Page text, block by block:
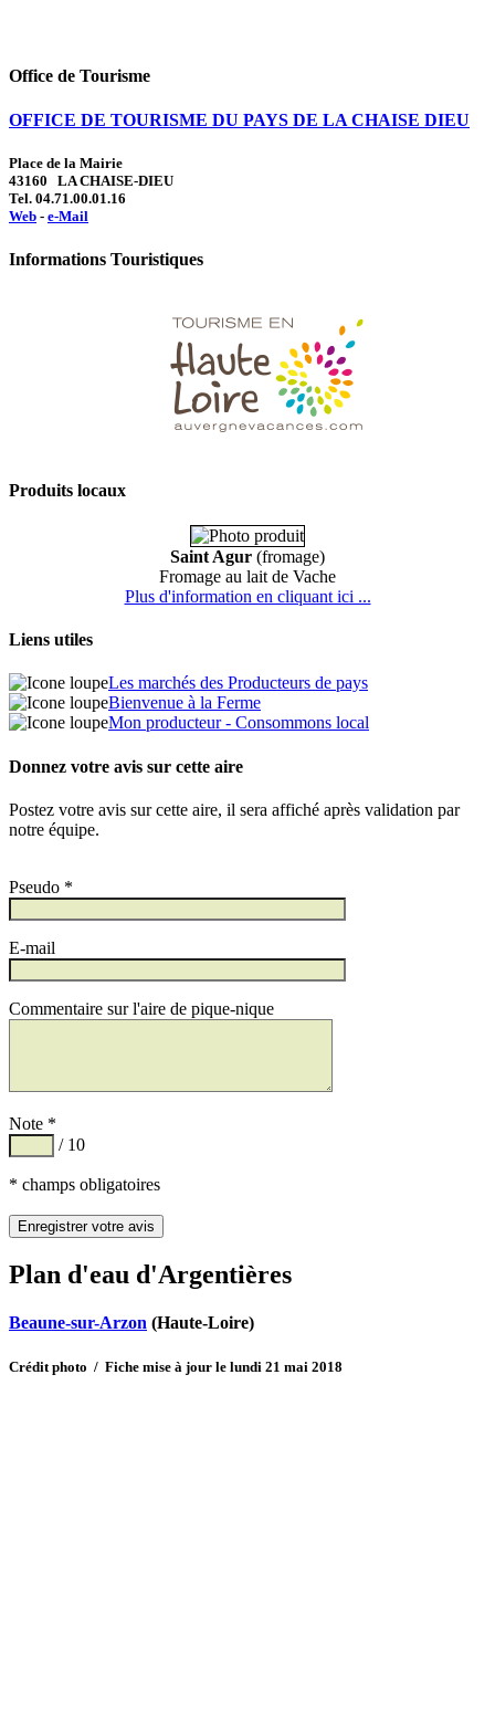
Office de Tourisme
OFFICE DE TOURISME DU PAYS DE LA CHAISE DIEU
Place de la Mairie
43160 LA CHAISE-DIEU
Tel. 04.71.00.01.16
Web - e-Mail
Informations Touristiques
Produits locaux
Saint Agur (fromage)
Fromage au lait de Vache
Plus d'information en cliquant ici ...
Liens utiles
Les marchés des Producteurs de pays
Bienvenue à la Ferme
Mon producteur - Consommons local
Donnez votre avis sur cette aire
Postez votre avis sur cette aire, il sera affiché après validation par
notre équipe.
Pseudo *
E-mail
Commentaire sur l'aire de pique-nique
Note *
/ 10
* champs obligatoires
Plan d'eau d'Argentières
Beaune-sur-Arzon (Haute-Loire)
Crédit photo / Fiche mise à jour le lundi 21 mai 2018